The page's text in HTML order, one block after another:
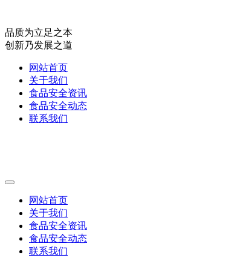
品质为立足之本
创新乃发展之道
网站首页
关于我们
食品安全资讯
食品安全动态
联系我们
网站首页
关于我们
食品安全资讯
食品安全动态
联系我们